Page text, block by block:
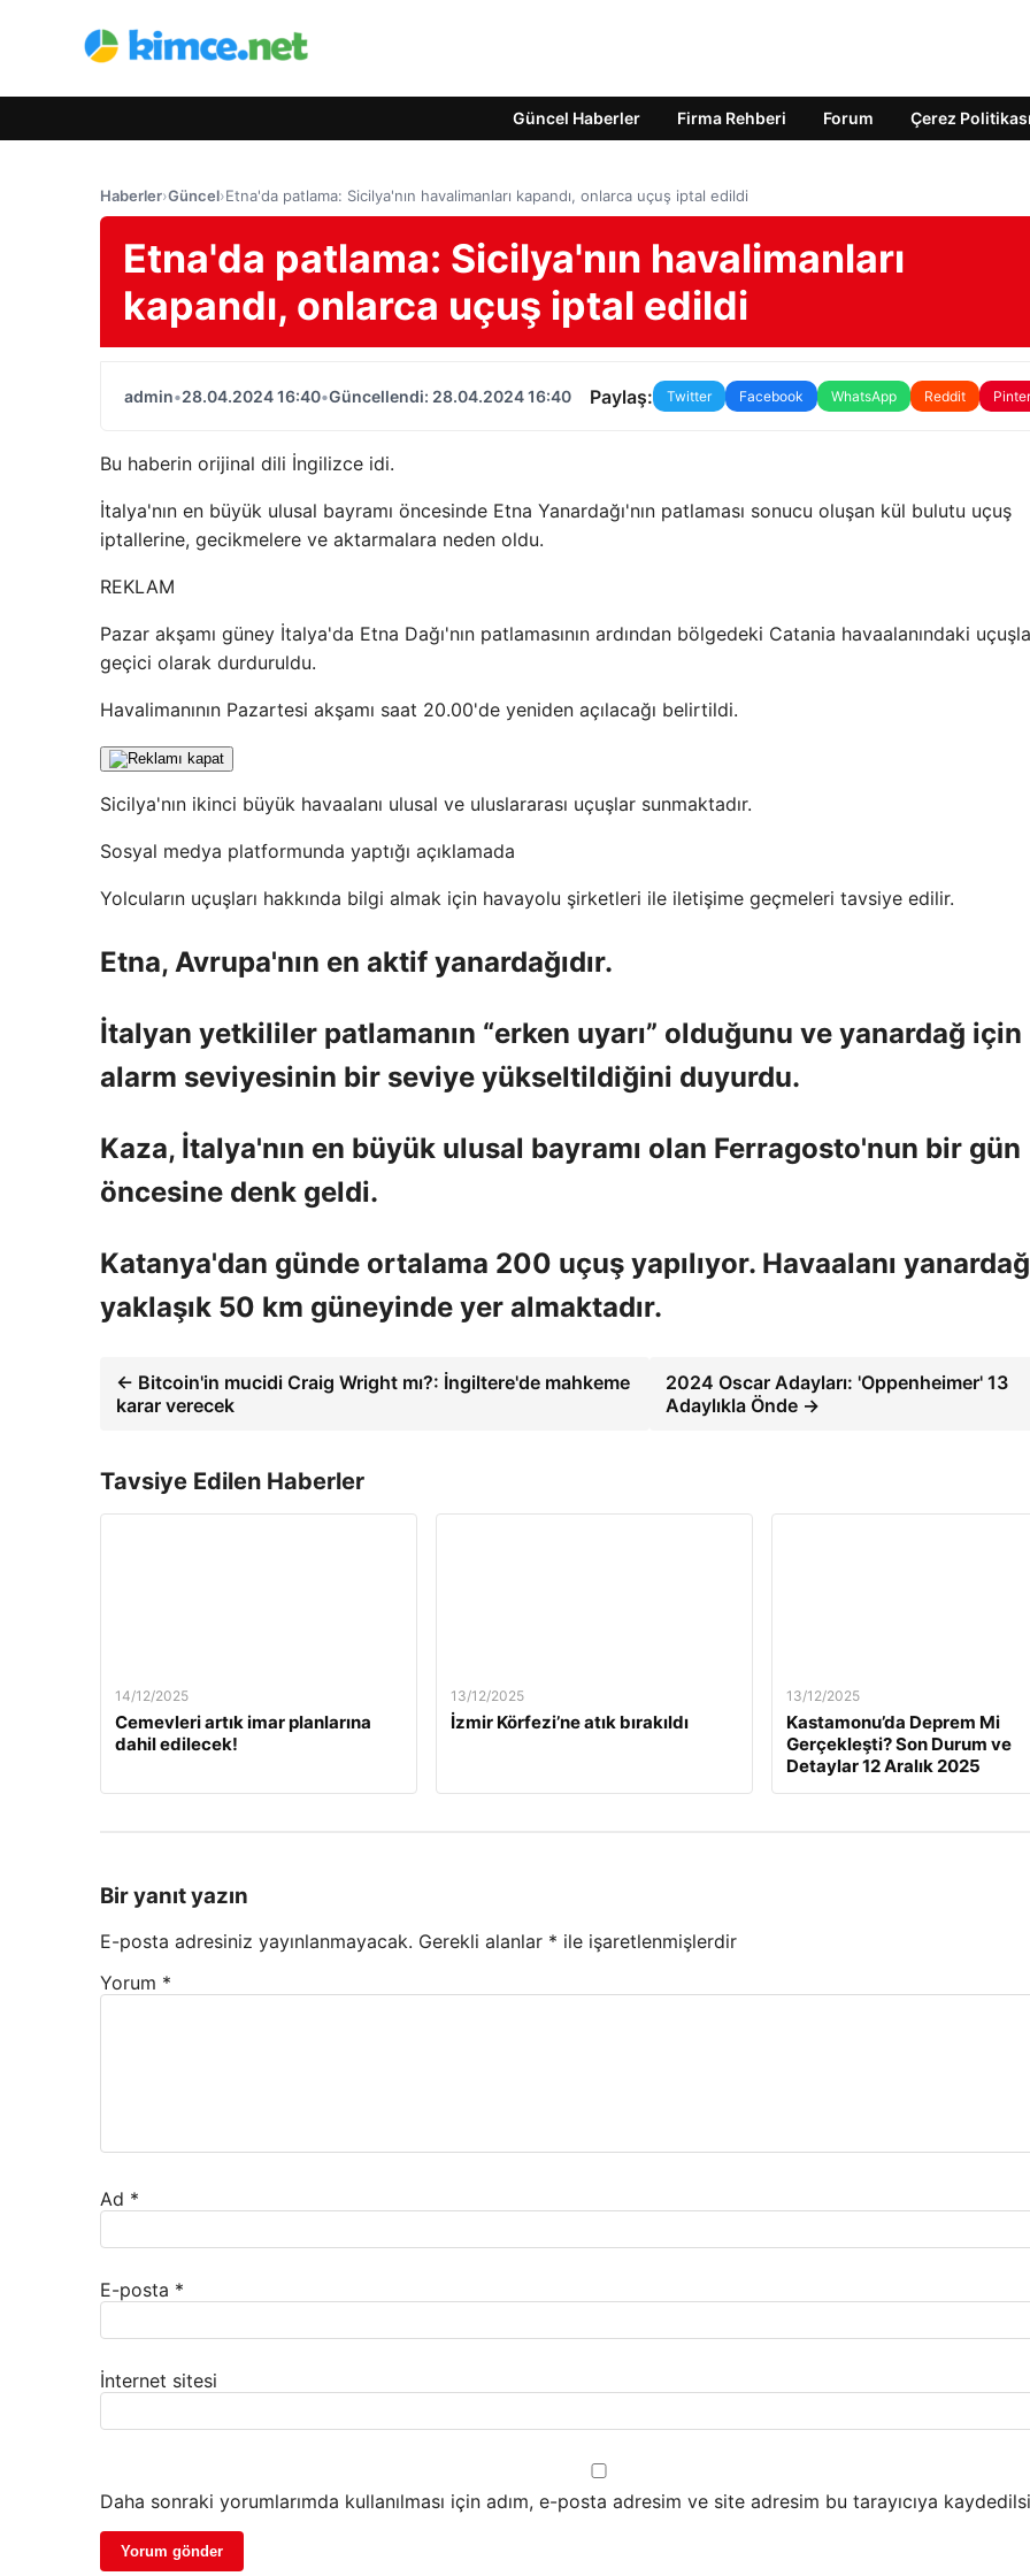
Güncel Haberler Firma Rehberi Forum Çerez Politikası
Haberler›Güncel›Etna'da patlama: Sicilya'nın havalimanları kapandı, onlarca uçuş iptal edildi
Etna'da patlama: Sicilya'nın havalimanları
kapandı, onlarca uçuş iptal edildi
admin•28.04.2024 16:40•Güncellendi: 28.04.2024 16:40 Paylaş: Twitter Facebook WhatsApp Reddit
Bu haberin orijinal dili İngilizce idi.
İtalya'nın en büyük ulusal bayramı öncesinde Etna Yanardağı'nın patlaması sonucu oluşan kül bulutu uçuş
iptallerine, gecikmelere ve aktarmalara neden oldu.
REKLAM
Pazar akşamı güney İtalya'da Etna Dağı'nın patlamasının ardından bölgedeki Catania havaalanındaki
geçici olarak durduruldu.
Havalimanının Pazartesi akşamı saat 20.00'de yeniden açılacağı belirtildi.
Sicilya'nın ikinci büyük havaalanı ulusal ve uluslararası uçuşlar sunmaktadır.
Sosyal medya platformunda yaptığı açıklamada
Yolcuların uçuşları hakkında bilgi almak için havayolu şirketleri ile iletişime geçmeleri tavsiye edilir.
Etna, Avrupa'nın en aktif yanardağıdır.
İtalyan yetkililer patlamanın “erken uyarı” olduğunu ve yanardağ için
alarm seviyesinin bir seviye yükseltildiğini duyurdu.
Kaza, İtalya'nın en büyük ulusal bayramı olan Ferragosto'nun bir gün
öncesine denk geldi.
Katanya'dan günde ortalama 200 uçuş yapılıyor. Havaalanı
yaklaşık 50 km güneyinde yer almaktadır.
← Bitcoin'in mucidi Craig Wright mı?: İngiltere'de mahkeme
karar verecek
2024 Oscar Adayları: 'Oppenheimer' 13
Adaylıkla Önde →
Tavsiye Edilen Haberler
14/12/2025
Cemevleri artık imar planlarına
dahil edilecek!
13/12/2025
İzmir Körfezi’ne atık bırakıldı
13/12/2025
Kastamonu’da Deprem Mi
Gerçekleşti? Son Durum ve
Detaylar 12 Aralık 2025
Bir yanıt yazın
E-posta adresiniz yayınlanmayacak. Gerekli alanlar * ile işaretlenmişlerdir
Yorum *
Ad *
E-posta *
İnternet sitesi
Daha sonraki yorumlarımda kullanılması için adım, e-posta adresim ve site adresim bu tarayıcıya